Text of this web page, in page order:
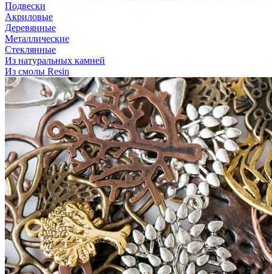
Подвески
Акриловые
Деревянные
Металлические
Стеклянные
Из натуральных камней
Из смолы Resin